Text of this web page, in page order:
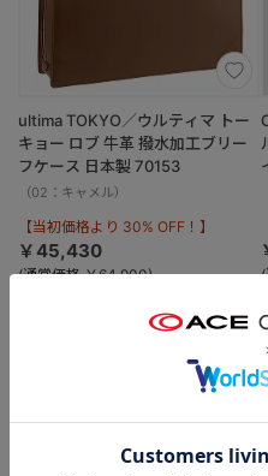
ultima TOKYO／ウルティマ トー
キョー ロブ 牛革 撥水加工ブリー
フケース 日本製 70153
（02：キャメル）
【当初価格より 30% OFF！】
￥45,430
(通常価格 ￥64,900) (